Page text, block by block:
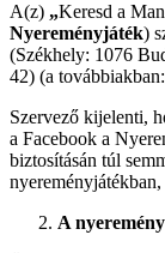
A(z) „Keresd a
Nyereményjáték)
(Székhely: 1076
42) (a továbbiakban:
Szervező kijelenti,
a Facebook a
biztosításán túl
A nyeremény